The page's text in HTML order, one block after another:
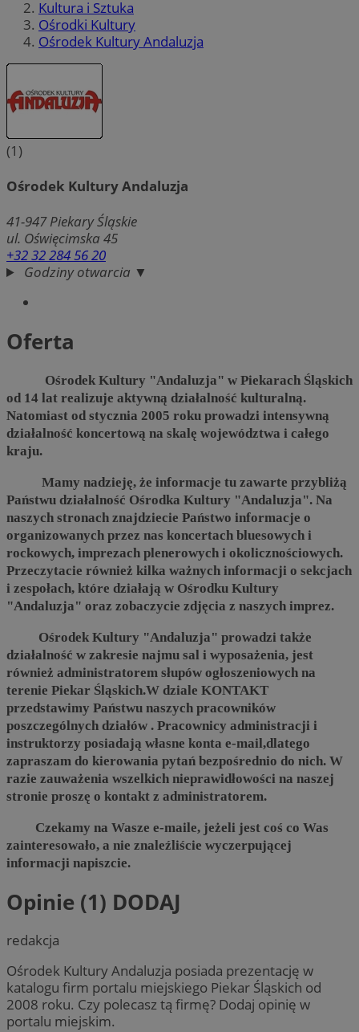
Kultura i Sztuka
Ośrodki Kultury
Ośrodek Kultury Andaluzja
(1)
Ośrodek Kultury Andaluzja
41-947 Piekary Śląskie
ul. Oświęcimska 45
+32 32 284 56 20
Godziny otwarcia ▼
Oferta
Ośrodek Kultury "Andaluzja" w Piekarach Śląskich
od 14 lat realizuje aktywną działalność kulturalną.
Natomiast od stycznia 2005 roku prowadzi intensywną
działalność koncertową na skalę województwa i całego
kraju.
Mamy nadzieję, że informacje tu zawarte przybliżą
Państwu działalność Ośrodka Kultury "Andaluzja". Na
naszych stronach znajdziecie Państwo informacje o
organizowanych przez nas koncertach bluesowych i
rockowych, imprezach plenerowych i okolicznościowych.
Przeczytacie również kilka ważnych informacji o sekcjach
i zespołach, które działają w Ośrodku Kultury
"Andaluzja" oraz zobaczycie zdjęcia z naszych imprez.
Ośrodek Kultury "Andaluzja" prowadzi także
działalność w zakresie najmu sal i wyposażenia, jest
również administratorem słupów ogłoszeniowych na
terenie Piekar Śląskich.W dziale KONTAKT
przedstawimy Państwu naszych pracowników
poszczególnych działów . Pracownicy administracji i
instruktorzy posiadają własne konta e-mail,dlatego
zapraszam do kierowania pytań bezpośrednio do nich. W
razie zauważenia wszelkich nieprawidłowości na naszej
stronie proszę o kontakt z administratorem.
Czekamy na Wasze e-maile, jeżeli jest coś co Was
zainteresowało, a nie znaleźliście wyczerpującej
informacji napiszcie.
Opinie (1) DODAJ
redakcja
Ośrodek Kultury Andaluzja posiada prezentację w
katalogu firm portalu miejskiego Piekar Śląskich od
2008 roku. Czy polecasz tą firmę? Dodaj opinię w
portalu miejskim.